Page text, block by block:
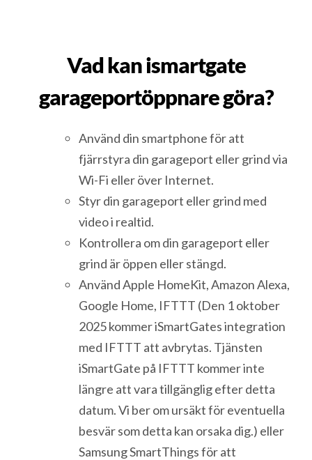
Vad kan ismartgate
garageportöppnare göra?
Använd din smartphone för att
fjärrstyra din garageport eller grind via
Wi-Fi eller över Internet.
Styr din garageport eller grind med
video i realtid.
Kontrollera om din garageport eller
grind är öppen eller stängd.
Använd Apple HomeKit, Amazon Alexa,
Google Home, IFTTT (Den 1 oktober
2025 kommer iSmartGates integration
med IFTTT att avbrytas. Tjänsten
iSmartGate på IFTTT kommer inte
längre att vara tillgänglig efter detta
datum. Vi ber om ursäkt för eventuella
besvär som detta kan orsaka dig.) eller
Samsung SmartThings för att